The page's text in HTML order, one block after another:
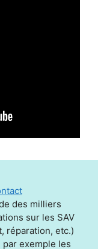
des milliers
sur les SAV
réparation, etc.)
exemple les